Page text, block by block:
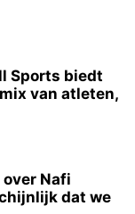
Sports biedt
van atleten,
Nafi
dat we